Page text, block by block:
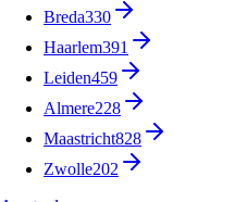
Breda330
Haarlem391
Leiden459
Almere228
Maastricht828
Zwolle202